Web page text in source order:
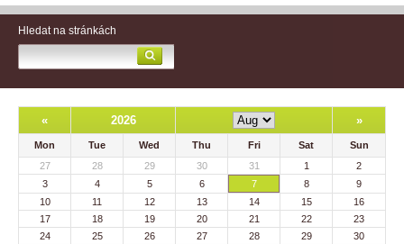
Hledat na stránkách
« 2026 »
Mon Tue Wed Thu Fri Sat
Sun
27
28 29 30 31 1
2
3
4 5 6 7 8
9
10
11 12 13 14 15
16
17
18 19 20 21 22
23
24
25 26 27 28 29
30